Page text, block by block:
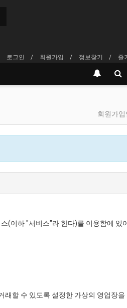
로그인 회원가입 정보찾기 즐
회원가입
(이하 "서비스"라 한다)를 이용함에 있
래할 수 있도록 설정한 가상의 영업장을